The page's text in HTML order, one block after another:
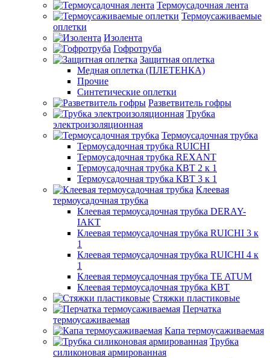
Термоусадочная лента
Термоусаживаемые
оплетки
Изолента
Гофротруба
Защитная оплетка
Медная оплетка (ПЛЕТЕНКА)
Прочие
Синтетические оплетки
Разветвитель гофры
Трубка
электроизоляционная
Термоусадочная трубка
Термоусадочная трубка RUICHI
Термоусадочная трубка REXANT
Термоусадочная трубка КВТ 2 к 1
Термоусадочная трубка КВТ 3 к 1
Клеевая
термоусадочная трубка
Клеевая термоусадочная трубка DERAY-
IAKT
Клеевая термоусадочная трубка RUICHI 3 к
1
Клеевая термоусадочная трубка RUICHI 4 к
1
Клеевая термоусадочная трубка TE ATUM
Клеевая термоусадочная трубка КВТ
Стяжки пластиковые
Перчатка
термоусаживаемая
Капа термоусаживаемая
Трубка
силиконовая армированная